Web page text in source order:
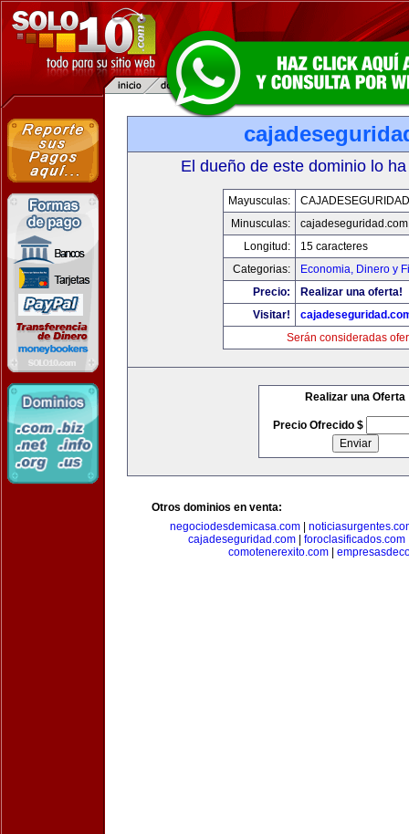
El dueño de este dominio lo
Mayusculas:
Minusculas:
cajadeseguridad.com
Longitud:
15 caracteres
Categorias:
Economia, Dinero y
Precio:
Realizar una oferta!
Visitar!
Serán consideradas
Realizar una Oferta
Precio Ofrecido $
Otros dominios en venta:
negociodesdemicasa.com
cajadeseguridad.com
foroclasificados.com
comotenerexito.com|